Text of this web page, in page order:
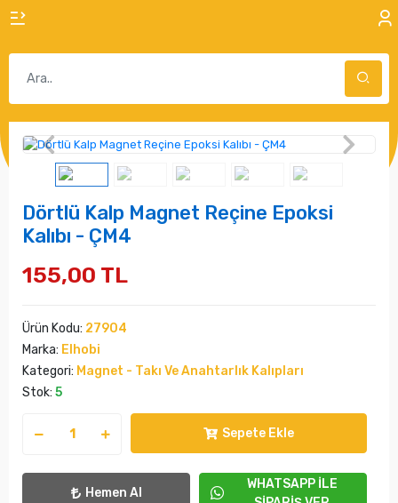
Dörtlü Kalp Magnet Reçine Epoksi
Kalıbı - ÇM4
155,00 TL
Ürün Kodu: 27904
Marka: Elhobi
Kategori: Magnet - Takı Ve Anahtarlık Kalıpları
Stok: 5
Sepete Ekle
Hemen Al
WHATSAPP İLE